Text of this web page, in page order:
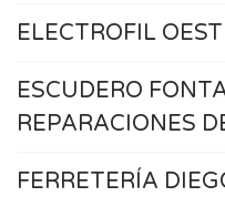
ELECTROFIL
ESCUDERO
REPARACIONES
FERRETERÍA